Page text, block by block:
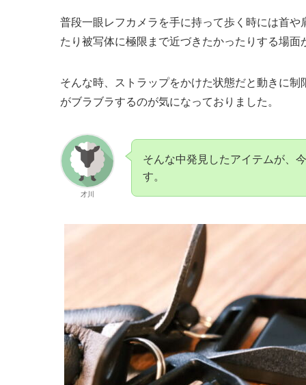
普段一眼レフカメラを手に持って歩く時には首
たり被写体に極限まで近づきたかったりする場面
そんな時、ストラップをかけた状態だと動きに
がブラブラするのが気になっておりました。
才川
そんな中発見したアイテムが、
す。